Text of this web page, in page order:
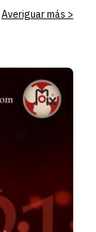
Averiguar más >